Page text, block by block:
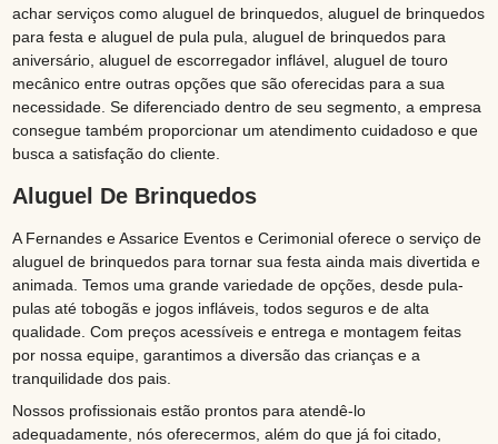
achar serviços como aluguel de brinquedos, aluguel de brinquedos
para festa e aluguel de pula pula, aluguel de brinquedos para
aniversário, aluguel de escorregador inflável, aluguel de touro
mecânico entre outras opções que são oferecidas para a sua
necessidade. Se diferenciado dentro de seu segmento, a empresa
consegue também proporcionar um atendimento cuidadoso e que
busca a satisfação do cliente.
Aluguel De Brinquedos
A Fernandes e Assarice Eventos e Cerimonial oferece o serviço de
aluguel de brinquedos para tornar sua festa ainda mais divertida e
animada. Temos uma grande variedade de opções, desde pula-
pulas até tobogãs e jogos infláveis, todos seguros e de alta
qualidade. Com preços acessíveis e entrega e montagem feitas
por nossa equipe, garantimos a diversão das crianças e a
tranquilidade dos pais.
Nossos profissionais estão prontos para atendê-lo
adequadamente, nós oferecermos, além do que já foi citado,